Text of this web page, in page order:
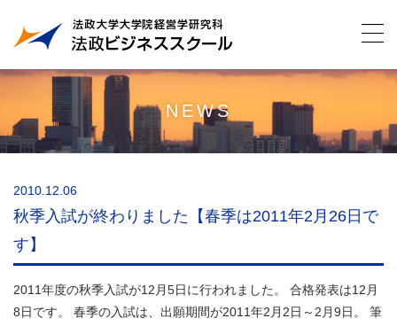
NEWS
2010.12.06
秋季入試が終わりました【春季は2011年2月26日で
す】
2011年度の秋季入試が12月5日に行われました。 合格発表は12月
8日です。 春季の入試は、出願期間が2011年2月2日～2月9日。 筆